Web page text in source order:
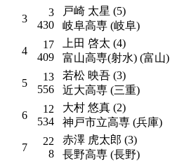
3
3
430
戸崎 太星 (5)
岐阜高専 (岐阜)
4
17
409
上田 啓太 (4)
富山高専(射水) (富山)
5
13
556
若松 映吾 (3)
近大高専 (三重)
6
12
534
大村 悠真 (2)
神戸市立高専 (兵庫)
7
22
8
赤澤 虎太郎 (3)
長野高専 (長野)